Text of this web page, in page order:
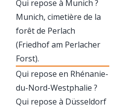
Qui repose à Munich ?
Munich, cimetière de la
forêt de Perlach
(Friedhof am Perlacher
Forst).
Qui repose en Rhénanie-
du-Nord-Westphalie ?
Qui repose à Düsseldorf